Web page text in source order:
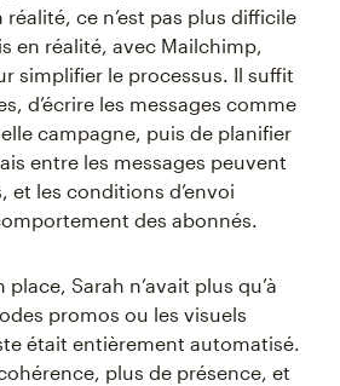
ce n’est pas plus difficile
en réalité, avec Mailchimp,
simplifier le processus. Il suffit
d’écrire les messages comme
campagne, puis de planifier
entre les messages peuvent
et les conditions d’envoi
des abonnés.
place, Sarah n’avait plus qu’à
promos ou les visuels
était entièrement automatisé.
plus de présence, et